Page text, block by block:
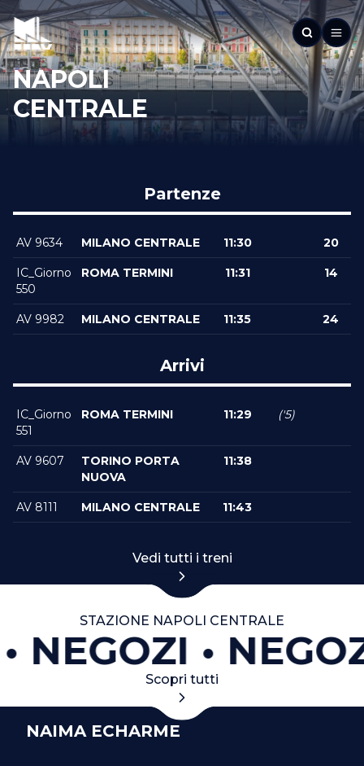
NAPOLI
CENTRALE
Partenze
AV 9634 MILANO CENTRALE 11:30 20
IC_Giorno
550
ROMA TERMINI 11:31 14
AV 9982 MILANO CENTRALE 11:35 24
Arrivi
IC_Giorno
551
ROMA TERMINI 11:29 ('5)
AV 9607
TORINO PORTA
NUOVA
11:38
AV 8111 MILANO CENTRALE 11:43
Vedi tutti i treni
STAZIONE NAPOLI CENTRALE
NEGOZI
Scopri tutti
NAIMA ECHARME